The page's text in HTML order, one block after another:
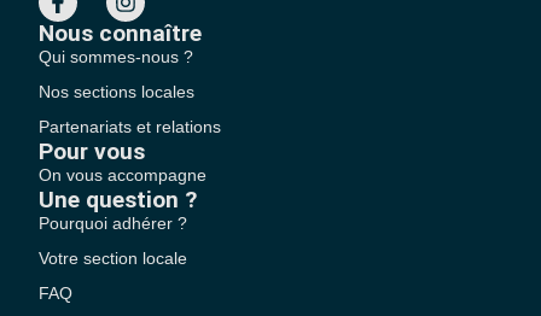
Nous connaître
Qui sommes-nous ?
Nos sections locales
Partenariats et relations
Pour vous
On vous accompagne
Une question ?
Pourquoi adhérer ?
Votre section locale
FAQ